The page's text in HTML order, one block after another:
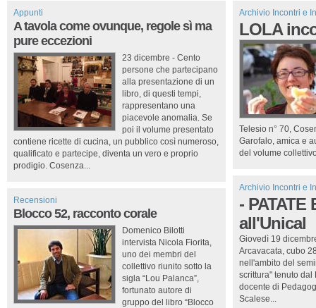
Appunti
A tavola come ovunque, regole sì ma
pure eccezioni
23 dicembre - Cento
persone che partecipano
alla presentazione di un
libro, di questi tempi,
rappresentano una
piacevole anomalia. Se
poi il volume presentato
contiene ricette di cucina, un pubblico così numeroso,
qualificato e partecipe, diventa un vero e proprio
prodigio. Cosenza...
Recensioni
Blocco 52, racconto corale
Domenico Bilotti
intervista Nicola Fiorita,
uno dei membri del
collettivo riunito sotto la
sigla “Lou Palanca”,
fortunato autore di
gruppo del libro “Blocco
Archivio Incontri e
LOLA
Telesio n° 70,
Garofalo, amica e
del volume
Archivio Incontri e
- PATATE
all'Unical
Giovedì 19
Arcavacata, cubo
nell'ambito del
scrittura" tenuto dal
docente di
Scalese...